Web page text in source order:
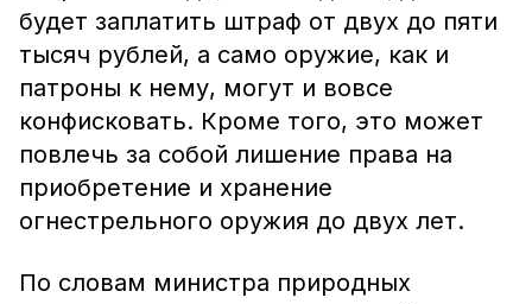
будет заплатить штраф от двух до пяти
тысяч рублей, а само оружие, как и
патроны к нему, могут и вовсе
конфисковать. Кроме того, это может
повлечь за собой лишение права на
приобретение и хранение
огнестрельного оружия до двух лет.
По словам министра природных